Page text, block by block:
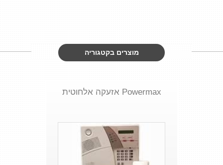
מוצרים בקטגוריה
Powermax אזעקה אלחוטית